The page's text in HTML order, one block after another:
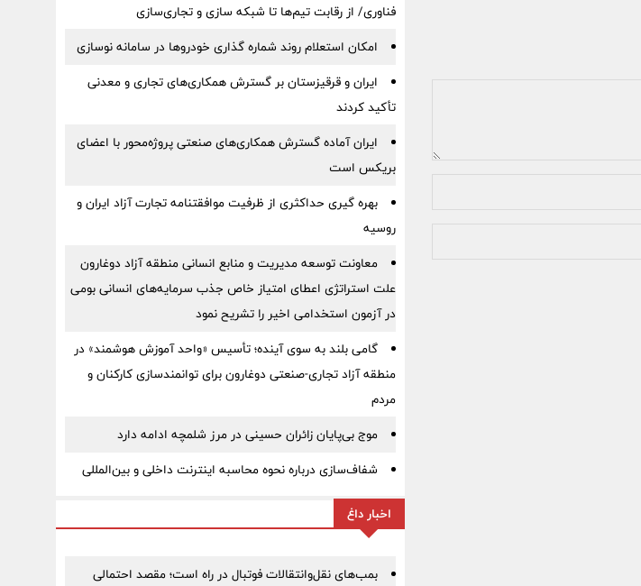
فناوری/ از رقابت تیم‌ها تا شبکه سازی و تجاری‌سازی
امکان استعلام روند شماره گذاری خودروها در سامانه نوسازی
ایران و قرقیزستان بر گسترش همکاری‌های تجاری و معدنی
تأکید کردند
ایران آماده گسترش همکاری‌های صنعتی پروژه‌محور با اعضای
بریکس است
بهره گیری حداکثری از ظرفیت موافقتنامه تجارت آزاد ایران و
روسیه
معاونت توسعه مدیریت و منابع انسانی منطقه آزاد دوغارون
علت استراتژی اعطای امتیاز خاص جذب سرمایه‌های انسانی بومی
در آزمون استخدامی اخیر را تشریح نمود
گامی بلند به سوی آینده؛ تأسیس «واحد آموزش هوشمند» در
منطقه آزاد تجاری-صنعتی دوغارون برای توانمندسازی کارکنان و
مردم
موج بی‌پایان زائران حسینی در مرز شلمچه ادامه دارد
شفاف‌سازی درباره نحوه محاسبه اینترنت داخلی و بین‌المللی
اخبار داغ
بمب‌های نقل‌وانتقالات فوتبال در راه است؛ مقصد احتمالی